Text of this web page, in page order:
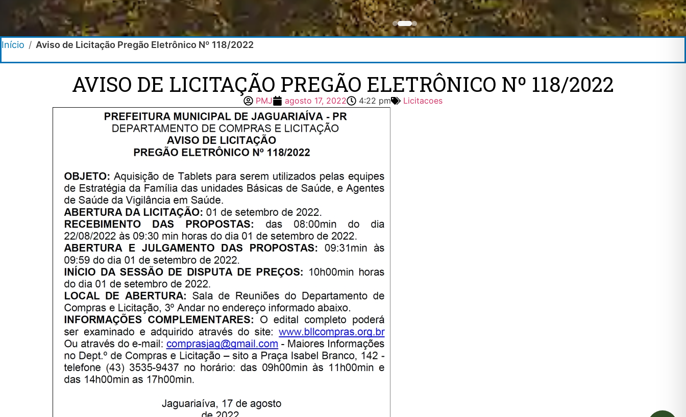
Início / Aviso de Licitação Pregão Eletrônico Nº 118/2022
AVISO DE LICITAÇÃO PREGÃO ELETRÔNICO Nº 118/2022
PMJ agosto 17, 2022 4:22 pm Licitacoes